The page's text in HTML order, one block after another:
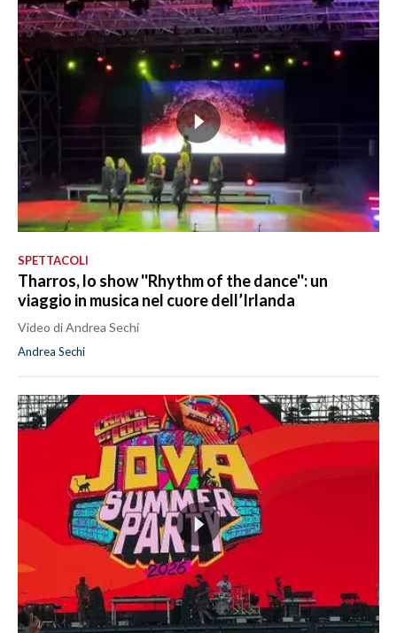
SPETTACOLI
Tharros, lo show ''Rhythm of the dance'': un
viaggio in musica nel cuore dell’Irlanda
Video di Andrea Sechi
Andrea Sechi